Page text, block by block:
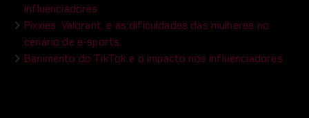
influenciadores
Pixxies: Valorant, e as dificuldades das mulheres no
cenário de e-sports.
Banimento do TikTok e o impacto nos influenciadores